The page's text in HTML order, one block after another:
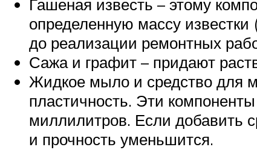
Гашеная известь – этому
определенную массу
до реализации ремонтных
Сажа и графит – придают
Жидкое мыло и средство для
пластичность. Эти
миллилитров. Если добавить
и прочность уменьшится.